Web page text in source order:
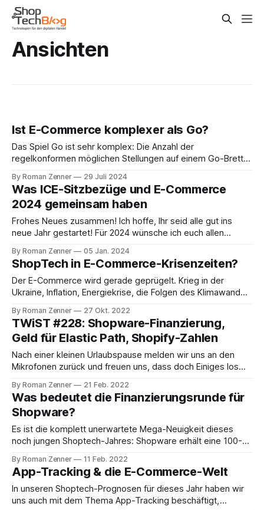
Ansichten
Ist E-Commerce komplexer als Go?
Das Spiel Go ist sehr komplex: Die Anzahl der
regelkonformen möglichen Stellungen auf einem Go-Brett
Universum. Daher galt das chinesische Spiel lange Zeit als
eine Art Endgegner der künstlichen Intelligenz. Auf
absehbare Zeit, so glaubte man, würde es keiner Maschine
By Roman Zenner 29 Juli 2024
Was ICE-Sitzbezüge und E-Commerce
2024 gemeinsam haben
Frohes Neues zusammen! Ich hoffe, Ihr seid alle gut ins
neue Jahr gestartet! Für 2024 wünsche ich euch allen
Aktionen im vorangegangenen Jahr war es, für die Internet
World Business einen kurzen Beitrag zu schreiben, wie ich
die Entwicklung für Shop-Technologie
By Roman Zenner 05 Jan. 2024
ShopTech in E-Commerce-Krisenzeiten?
Der E-Commerce wird gerade geprügelt. Krieg in der
Ukraine, Inflation, Energiekrise, die Folgen des Klimawandels
Dienstleistende und Shoptech-Plattformen in diesem Jahr
tüchtig die Laune verderben. Trefflich lässt sich darüber
streiten, ob die niedrigen Aktienkurse börsennotierter
Tech-Unternehmen gerechtfertigt sind
By Roman Zenner 27 Okt. 2022
TWiST #228: Shopware-Finanzierung,
Geld für Elastic Path, Shopify-Zahlen
Nach einer kleinen Urlaubspause melden wir uns an den
Mikrofonen zurück und freuen uns, dass doch Einiges los
100-Millionen-Invest von Shopware und diskutieren dabei
wie schwarz-weiß die On-Premise vs. Cloud-Welt ist und
welche Zukunft Open-
By Roman Zenner 21 Feb. 2022
Was bedeutet die Finanzierungsrunde für
Shopware?
Es ist die komplett unerwartete Mega-Neuigkeit dieses
noch jungen Shoptech-Jahres: Shopware erhält eine 100-
Wochen bei unseren Prognosen für 2022 waren wir noch
sicher, dass so etwas sehr unwahrscheinlich ist, haben die
Hamann-Brüder doch seit Jahrzehnten immer das
„bootstrapped“
By Roman Zenner 11 Feb. 2022
App-Tracking & die E-Commerce-Welt
In unseren Shoptech-Prognosen für dieses Jahr haben wir
uns auch mit dem Thema App-Tracking beschäftigt,